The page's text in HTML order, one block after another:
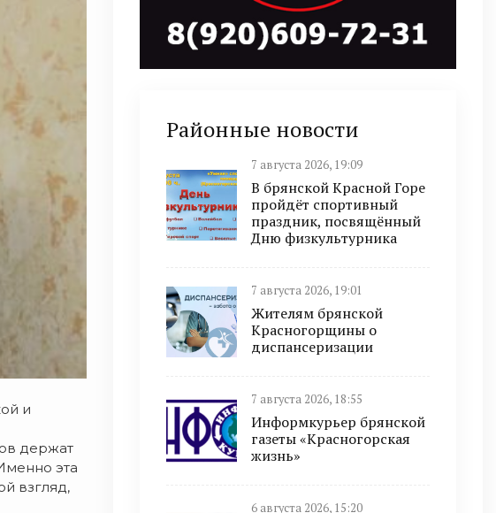
и
держат
эта
взгляд,
Районные новости
7 августа 2026, 19:09
В брянской Красной Горе
пройдёт спортивный
праздник, посвящённый
Дню физкультурника
7 августа 2026, 19:01
Жителям брянской
Красногорщины о
диспансеризации
7 августа 2026, 18:55
Информкурьер брянской
газеты «Красногорская
жизнь»
6 августа 2026, 15:20